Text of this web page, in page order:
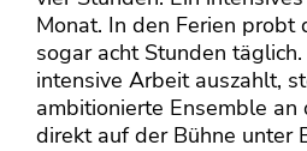
Monat. In den Ferien probt
sogar acht Stunden
intensive Arbeit auszahlt,
ambitionierte Ensemble an
direkt auf der Bühne unter